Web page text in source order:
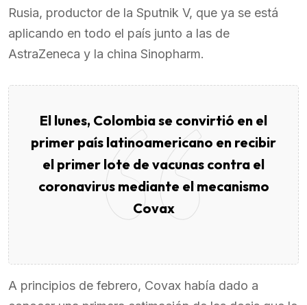
Rusia, productor de la Sputnik V, que ya se está
aplicando en todo el país junto a las de
AstraZeneca y la china Sinopharm.
El lunes, Colombia se convirtió en el
primer país latinoamericano en recibir
el primer lote de vacunas contra el
coronavirus mediante el mecanismo
Covax
A principios de febrero, Covax había dado a